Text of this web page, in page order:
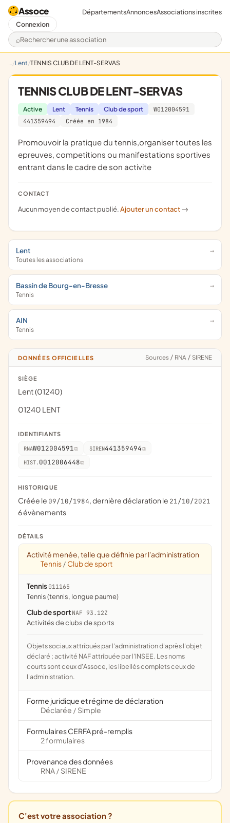
Assoce
Rechercher une association
DépartementsAnnoncesAssociations inscrites
Connexion
Lent TENNIS CLUB DE LENT-SERVAS
TENNIS CLUB DE LENT-SERVAS
Active Lent Tennis Club de sport
W012004591
441359494
Créée en 1984
promouvoir la pratique du tennis,organiser toutes les
epreuves, competitions ou manifestations sportives
entrant dans le cadre de son activite
CONTACT
Aucun moyen de contact publié.Ajouter un contact ->
Lent
Toutes les associations
Bassin de Bourg-en-Bresse
Tennis
AIN
Tennis
DONNÉES OFFICIELLES Sources / RNA / SIRENE
SIÈGE
Lent (01240)
01240 LENT
IDENTIFIANTS
RNAW012004591 SIREN441359494
HIST. 0012006448
HISTORIQUE
Créée le 09/10/1984, dernière déclaration le 21/10/2021
6 évènements
DÉTAILS
Activité menée, telle que définie par l'administration
Tennis / Club de sport
Tennis 011165
Tennis (tennis, longue paume)
Club de sport NAF 93.12Z
Activités de clubs de sports
Objets sociaux attribués par l'administration d'après l'objet
déclaré ; activité NAF attribuée par l'INSEE. Les noms
courts sont ceux d'Assoce, les libellés complets ceux de
l'administration.
Forme juridique et régime de déclaration
Déclarée / Simple
Formulaires CERFA pré-remplis
2 formulaires
Provenance des données
RNA / SIRENE
C'est votre association ?